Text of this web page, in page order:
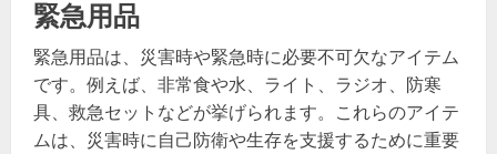
緊急用品
緊急用品は、災害時や緊急時に必要不可欠なアイテム
です。例えば、非常食や水、ライト、ラジオ、防寒
具、救急セットなどが挙げられます。これらのアイテ
ムは、災害時に自己防衛や生存を支援するために重要